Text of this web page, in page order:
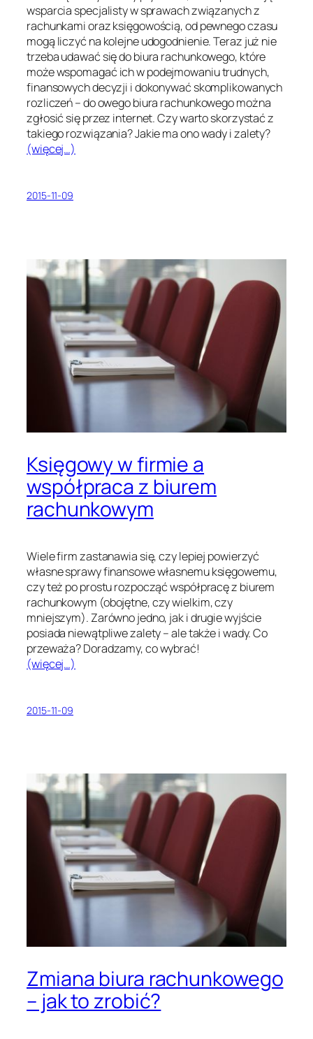
wsparcia specjalisty w sprawach związanych z
rachunkami oraz księgowością, od pewnego czasu
mogą liczyć na kolejne udogodnienie. Teraz już nie
trzeba udawać się do biura rachunkowego, które
może wspomagać ich w podejmowaniu trudnych,
finansowych decyzji i dokonywać skomplikowanych
rozliczeń – do owego biura rachunkowego można
zgłosić się przez internet. Czy warto skorzystać z
takiego rozwiązania? Jakie ma ono wady i zalety?
(więcej…)
2015-11-09
Księgowy w firmie a
współpraca z biurem
rachunkowym
Wiele firm zastanawia się, czy lepiej powierzyć
własne sprawy finansowe własnemu księgowemu,
czy też po prostu rozpocząć współpracę z biurem
rachunkowym (obojętne, czy wielkim, czy
mniejszym). Zarówno jedno, jak i drugie wyjście
posiada niewątpliwe zalety – ale także i wady. Co
przeważa? Doradzamy, co wybrać!
(więcej…)
2015-11-09
Zmiana biura rachunkowego
– jak to zrobić?